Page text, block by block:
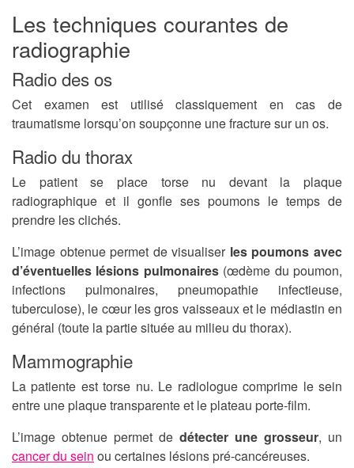
Les techniques courantes de
radiographie
Radio des os
Cet examen est utilisé classiquement en cas de
traumatisme lorsqu’on soupçonne une fracture sur un os.
Radio du thorax
Le patient se place torse nu devant la plaque
radiographique et il gonfle ses poumons le temps de
prendre les clichés.
L’image obtenue permet de visualiser les poumons avec
d’éventuelles lésions pulmonaires(œdème du poumon,
infections pulmonaires, pneumopathie infectieuse,
tuberculose), le cœur les gros vaisseaux et le médiastin en
général (toute la partie située au milieu du thorax).
Mammographie
La patiente est torse nu. Le radiologue comprime le sein
entre une plaque transparente et le plateau porte-film.
L’image obtenue permet de détecter une grosseur, un
cancer du sein ou certaines lésions pré-cancéreuses.